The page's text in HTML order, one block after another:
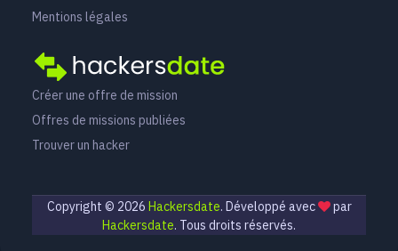
Mentions légales
Créer une offre de mission
Offres de missions publiées
Trouver un hacker
Copyright © 2026 Hackersdate. Développé avec
par
Hackersdate. Tous droits réservés.